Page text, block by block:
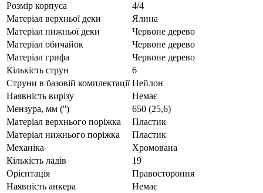
Розмір корпуса
4/4
Матеріал верхньої деки
Ялина
Матеріал нижньої деки
Червоне дерево
Матеріал обичайок
Червоне дерево
Матеріал грифа
Червоне дерево
Кількість струн
6
Струни в базовій комплектації Нейлон
Наявність вирізу
Немає
Мензура, мм ('')
650 (25,6)
Матеріал верхнього поріжка
Пластик
Матеріал нижнього поріжка
Пластик
Механіка
Хромована
Кількість ладів
19
Орієнтація
Правостороння
Наявність анкера
Немає